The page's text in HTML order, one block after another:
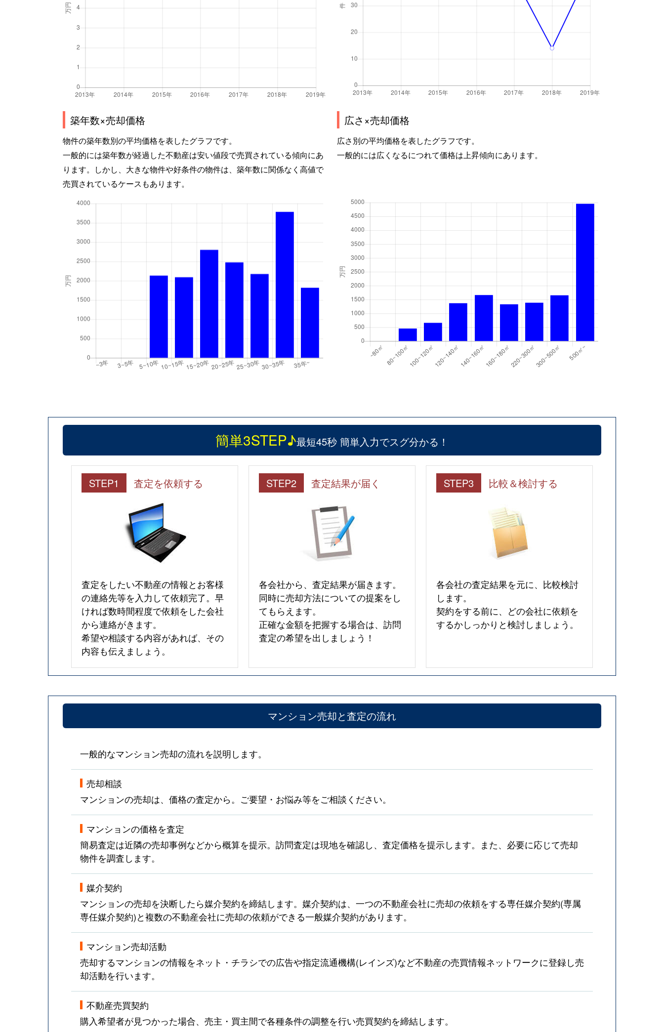
築年数×売却価格
物件の築年数別の平均価格を表したグラフです。
一般的には築年数が経過した不動産は安い値段で売買されている傾向にあ
ります。しかし、大きな物件や好条件の物件は、築年数に関係なく高値で
売買されているケースもあります。
広さ×売却価格
広さ別の平均価格を表したグラフです。
一般的には広くなるにつれて価格は上昇傾向にあります。
簡単3STEP♪最短45秒 簡単入力でスグ分かる！
STEP1 査定を依頼する
査定をしたい不動産の情報とお客様
の連絡先等を入力して依頼完了。早
ければ数時間程度で依頼をした会社
から連絡がきます。
希望や相談する内容があれば、その
内容も伝えましょう。
STEP2 査定結果が届く
各会社から、査定結果が届きます。
同時に売却方法についての提案をし
てもらえます。
正確な金額を把握する場合は、訪問
査定の希望を出しましょう！
STEP3 比較＆検討する
各会社の査定結果を元に、比較検討
します。
契約をする前に、どの会社に依頼を
するかしっかりと検討しましょう。
マンション売却と査定の流れ
一般的なマンション売却の流れを説明します。
売却相談
マンションの売却は、価格の査定から。ご要望・お悩み等をご相談ください。
マンションの価格を査定
簡易査定は近隣の売却事例などから概算を提示。訪問査定は現地を確認し、査定価格を提示します。また、必要に応じて売却
物件を調査します。
媒介契約
マンションの売却を決断したら媒介契約を締結します。媒介契約は、一つの不動産会社に売却の依頼をする専任媒介契約(専属
専任媒介契約)と複数の不動産会社に売却の依頼ができる一般媒介契約があります。
マンション売却活動
売却するマンションの情報をネット・チラシでの広告や指定流通機構(レインズ)など不動産の売買情報ネットワークに登録し売
却活動を行います。
不動産売買契約
購入希望者が見つかった場合、売主・買主間で各種条件の調整を行い売買契約を締結します。